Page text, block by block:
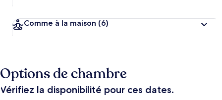
Comme à la maison (6)
Options de chambre
Vérifiez la disponibilité pour ces dates.